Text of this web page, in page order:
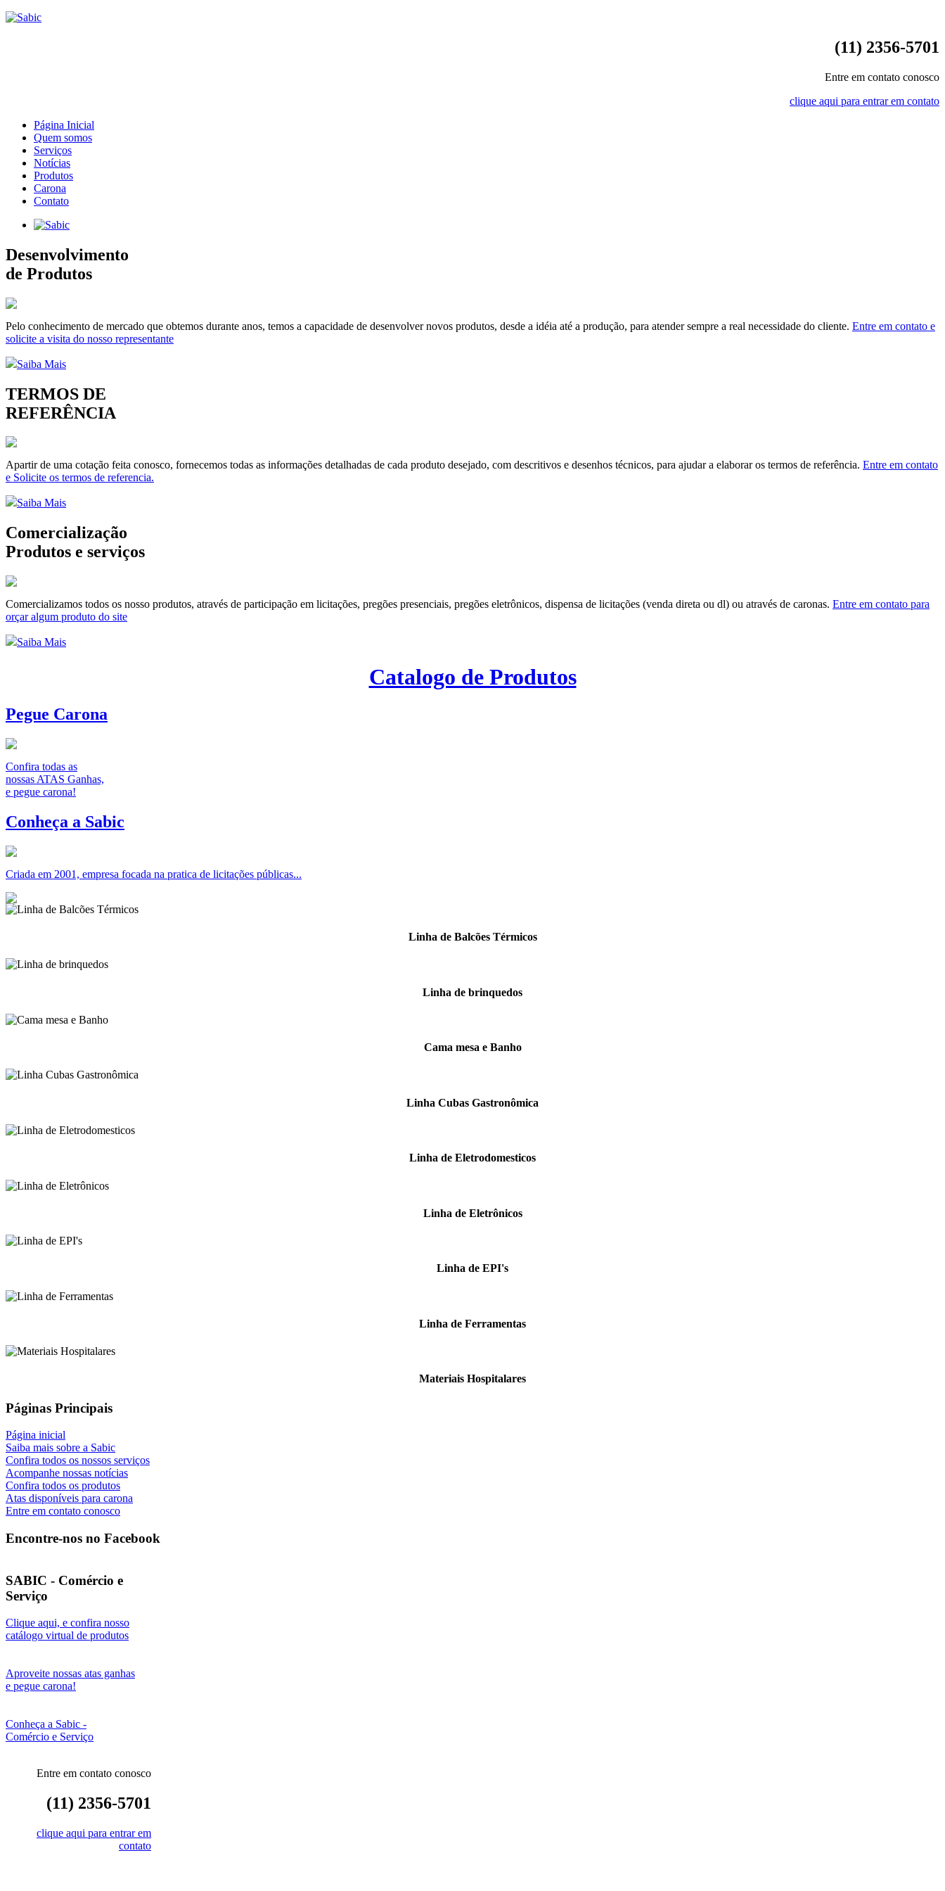
(11) 2356-5701
Entre em contato conosco
clique aqui para entrar em contato
Página Inicial
Quem somos
Serviços
Notícias
Produtos
Carona
Contato
Desenvolvimento
de Produtos
Pelo conhecimento de mercado que obtemos durante anos, temos a capacidade de desenvolver novos produtos, desde a idéia até a produção, para atender sempre a real necessidade do cliente. Entre em contato e
solicite a visita do nosso representante
Saiba Mais
TERMOS DE
REFERÊNCIA
Apartir de uma cotação feita conosco, fornecemos todas as informações detalhadas de cada produto desejado, com descritivos e desenhos técnicos, para ajudar a elaborar os termos de referência. Entre em contato
e Solicite os termos de referencia.
Saiba Mais
Comercialização
Produtos e serviços
Comercializamos todos os nosso produtos, através de participação em licitações, pregões presenciais, pregões eletrônicos, dispensa de licitações (venda direta ou dl) ou através de caronas. Entre em contato para
orçar algum produto do site
Saiba Mais
Catalogo de Produtos
Pegue Carona
Confira todas as
nossas ATAS Ganhas,
e pegue carona!
Conheça a Sabic
Criada em 2001, empresa focada na pratica de licitações públicas...
Linha de Balcões Térmicos
Linha de brinquedos
Cama mesa e Banho
Linha Cubas Gastronômica
Linha de Eletrodomesticos
Linha de Eletrônicos
Linha de EPI's
Linha de Ferramentas
Materiais Hospitalares
Páginas Principais
Página inicial
Saiba mais sobre a Sabic
Confira todos os nossos serviços
Acompanhe nossas notícias
Confira todos os produtos
Atas disponíveis para carona
Entre em contato conosco
Encontre-nos no Facebook
SABIC - Comércio e
Serviço
Clique aqui, e confira nosso
catálogo virtual de produtos
Aproveite nossas atas ganhas
e pegue carona!
Conheça a Sabic -
Comércio e Serviço
Entre em contato conosco
(11) 2356-5701
clique aqui para entrar em
contato